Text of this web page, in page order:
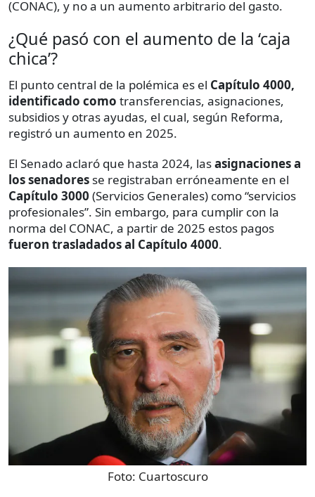
(CONAC), y no a un aumento arbitrario del gasto.
¿Qué pasó con el aumento de la ‘caja
chica’?
El punto central de la polémica es el Capítulo 4000,
identificado como transferencias, asignaciones,
subsidios y otras ayudas, el cual, según Reforma,
registró un aumento en 2025.
El Senado aclaró que hasta 2024, lasasignaciones a
los senadores se registraban erróneamente en el
Capítulo 3000 (Servicios Generales) como “servicios
profesionales”. Sin embargo, para cumplir con la
norma del CONAC, a partir de 2025 estos pagos
fueron trasladados al Capítulo 4000.
Foto: Cuartoscuro